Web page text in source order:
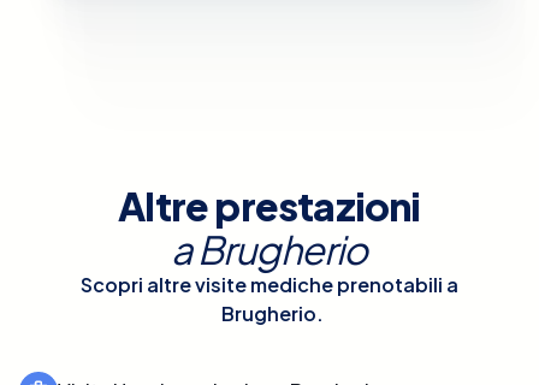
Altre prestazioni
aBrugherio
Scopri altre visite mediche prenotabili a
Brugherio.